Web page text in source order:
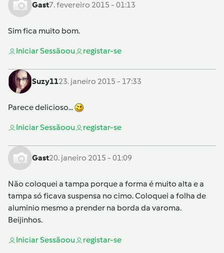
Gast7. fevereiro 2015 - 01:13
Sim fica muito bom.
Iniciar Sessãoou registar-se
Suzy1123. janeiro 2015 - 17:33
Parece delicioso...
Iniciar Sessãoou registar-se
Gast20. janeiro 2015 - 01:09
Não coloquei a tampa porque a forma é muito alta e a
tampa só ficava suspensa no cimo. Coloquei a folha de
aluminio mesmo a prender na borda da varoma.
Beijinhos.
Iniciar Sessãoou registar-se